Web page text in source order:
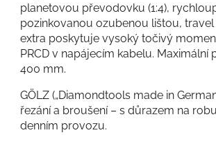
planetovou převodovku (1:4),
pozinkovanou ozubenou lištou,
extra poskytuje vysoký točivý
PRCD v napájecím kabelu.
400 mm.
GÖLZ („Diamondtools made in
řezání a broušení – s důrazem na
denním provozu.